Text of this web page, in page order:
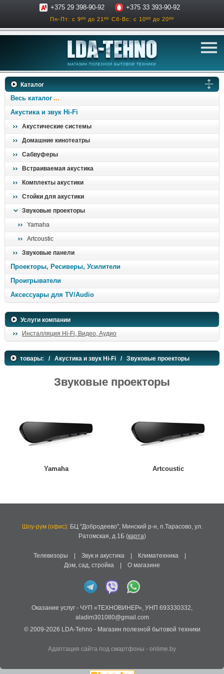
+375 29 398-90-92 +375 33 393-90-92
Пн-Пт: с 9ºº до 21ºº Сб-Вс: с 10ºº до 20ºº
телевизоры
ресиверы, усилители
проигрыватели
дом, сад, стройка
Каталог
Весь каталог
Акустика и звук Hi-Fi
Акустические системы
Домашние кинотеатры
Сабвуферы
Встраиваемая акустика
Комплекты акустики
Стойки для акустики
Звуковые проекторы
Yamaha
Artcoustic
Звуковые панели
Проекторы, Ресиверы, Усилители
Проигрыватели
Аксессуары для TV/Audio
Услуги компании
Инсталляция Hi-Fi, Видео, Аудио
товары: / Акустика и звук Hi-Fi / Звуковые проекторы
Звуковые проекторы
Yamaha Artcoustic
Шоу-рум (офис):БЦ "Добродеево", Минский р-н, п.Тарасово, ул.
Ратомская, д.1Б(карта)
Телевизоры Звук и акустика Климатехника
Дом, сад, стройка
О магазине
Оказание услуг - ЧУП «ТЕХНОВИНЕР», УНП 693330332,
aladim301080@gmail.com
© 2009-2026 LDA-Tehno - Магазин полезной бытовой техники
Адаптация сайта под смартфоны - onlime.by